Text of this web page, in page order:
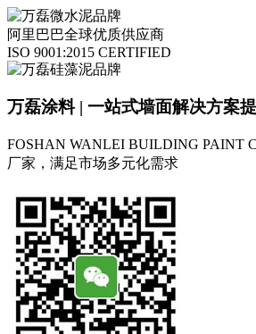
阿里巴巴全球优质供应商
ISO 9001:2015 CERTIFIED
万磊涂料 | 一站式墙面解决方案
FOSHAN WANLEI BUILDING PAINT
厂家，满足市场多元化需求